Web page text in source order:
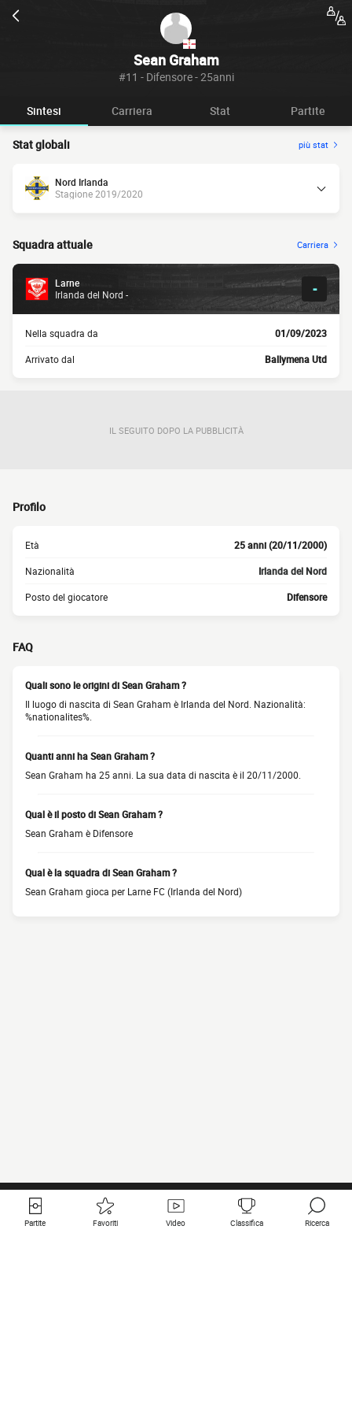
Sean Graham
#11 - Difensore - 25anni
Sintesi Carriera Stat Partite
Stat globali più stat
Nord Irlanda
Stagione 2019/2020
Squadra attuale Carriera
Larne
Irlanda del Nord -
-
Nella squadra da 01/09/2023
Arrivato dal Ballymena Utd
IL SEGUITO DOPO LA PUBBLICITÀ
Profilo
Età 25 anni (20/11/2000)
Nazionalità Irlanda del Nord
Posto del giocatore Difensore
FAQ
Quali sono le origini di Sean Graham ?
Il luogo di nascita di Sean Graham è Irlanda del Nord. Nazionalità:
%nationalites%.
Quanti anni ha Sean Graham ?
Sean Graham ha 25 anni. La sua data di nascita è il 20/11/2000.
Qual è il posto di Sean Graham ?
Sean Graham è Difensore
Qual è la squadra di Sean Graham ?
Sean Graham gioca per Larne FC (Irlanda del Nord)
Partite Favoriti Video Classifica Ricerca